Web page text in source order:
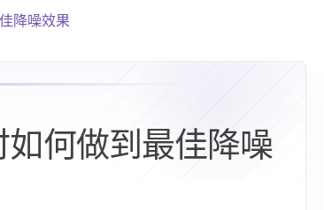
降噪效果
何做到最佳降噪